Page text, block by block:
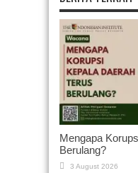
Mengapa
Berulang?
3 August 2026